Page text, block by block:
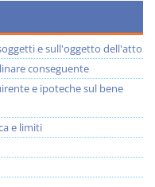
e sull'oggetto dell'atto
conseguente
e ipoteche sul bene
e limiti